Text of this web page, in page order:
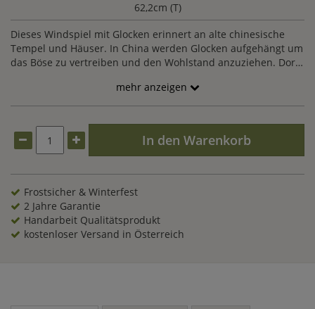
62,2cm (T)
Dieses Windspiel mit Glocken erinnert an alte chinesische
Tempel und Häuser. In China werden Glocken aufgehängt um
das Böse zu vertreiben und den Wohlstand anzuziehen. Dort
stimmen, dass sie wunderbare sandte Melodien spielten.
Unsere Klangspiele werden in Handarbeit hergestellt und
mit einer Halterung für den Garten oder im Haus, das
Klangspiel aus schwarzen Hartholzkugeln und drei mit Kupfer
bedeckten Stahlglocken wird ein absoluter Hingucker sein.
mehr anzeigen
In den Warenkorb
Frostsicher & Winterfest
2 Jahre Garantie
Handarbeit Qualitätsprodukt
kostenloser Versand in Österreich